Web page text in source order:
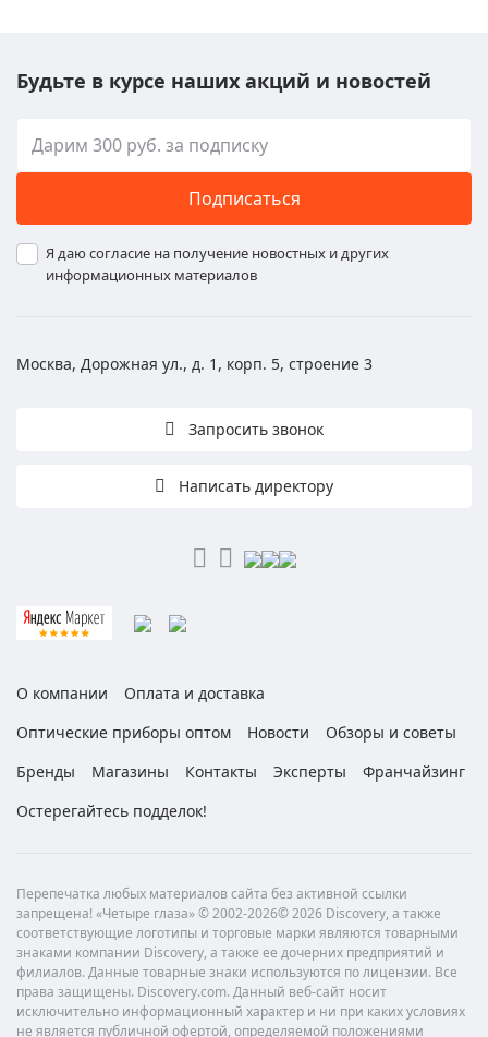
Будьте в курсе наших акций и новостей
Подписаться
Я даю согласие на получение новостных и других
информационных материалов
Москва, Дорожная ул., д. 1, корп. 5, строение 3
Запросить звонок
Написать директору
О компании
Оплата и доставка
Оптические приборы оптом
Новости
Обзоры и советы
Бренды
Магазины Контакты Эксперты
Франчайзинг
Остерегайтесь подделок!
Перепечатка любых материалов сайта без активной ссылки
запрещена! «Четыре глаза» © 2002-2026© 2026 Discovery, а также
соответствующие логотипы и торговые марки являются товарными
знаками компании Discovery, а также ее дочерних предприятий и
филиалов. Данные товарные знаки используются по лицензии. Все
права защищены. Discovery.com. Данный веб-сайт носит
исключительно информационный характер и ни при каких условиях
не является публичной офертой, определяемой положениями